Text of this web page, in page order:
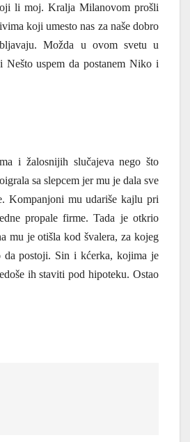
li moj. Kralja Milanovom prošli
koji umesto nas za naše dobro
Možda u ovom svetu u
uspem da postanem Niko i
i žalosnijih slučajeva nego što
sa slepcem jer mu je dala sve
Kompanjoni mu udariše kajlu pri
propale firme. Tada je otkrio
mu je otišla kod švalera, za kojeg
da postoji. Sin i kćerka, kojima je
ih staviti pod hipoteku. Ostao